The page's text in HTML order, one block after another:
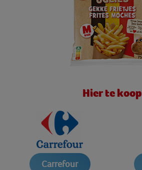
Hier te koop
Carrefour